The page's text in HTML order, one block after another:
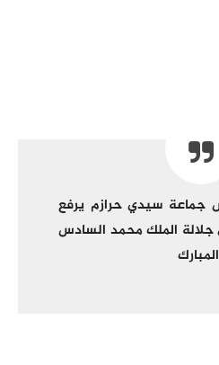
جماعة سيدي حرازم يرفع
جلالة الملك محمد السادس